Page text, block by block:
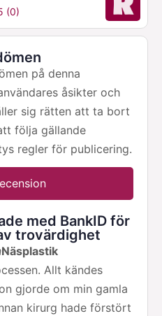
(0)
på denna
åsikter och
sig rätten att ta bort
följa gällande
regler för publicering.
med BankID för
trovärdighet
Näsplastik
Allt kändes
gjorde om min gamla
kirurg hade förstört